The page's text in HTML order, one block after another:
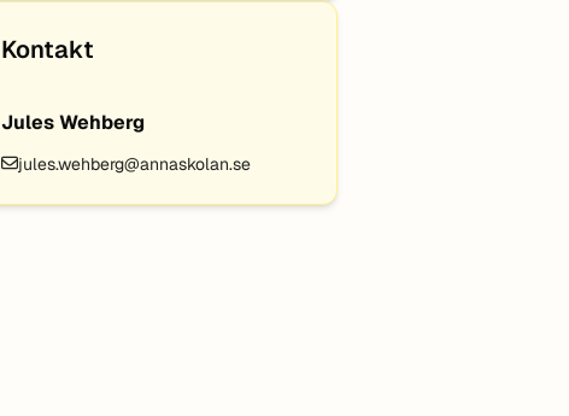
Kontakt
Jules Wehberg
jules.wehberg@annaskolan.se